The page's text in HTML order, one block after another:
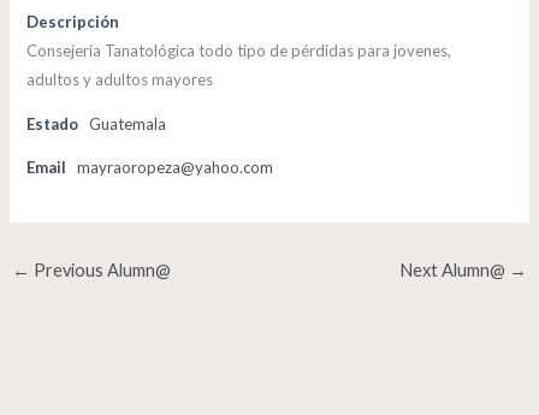
Descripción
Consejería Tanatológica todo tipo de pérdidas para jovenes,
adultos y adultos mayores
Estado Guatemala
Email mayraoropeza@yahoo.com
← Previous Alumn@ Next Alumn@ →